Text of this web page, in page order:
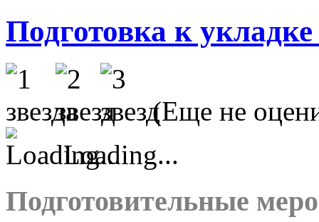
Подготовка к
(Еще не
Loading...
Подготовительные